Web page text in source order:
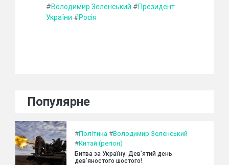
#Володимир Зеленський #Президент
України #Росія
Популярне
#Політика #Володимир Зеленський
#Китай (регіон)
Битва за Україну. Дев’ятий день
дев’яностого шостого!